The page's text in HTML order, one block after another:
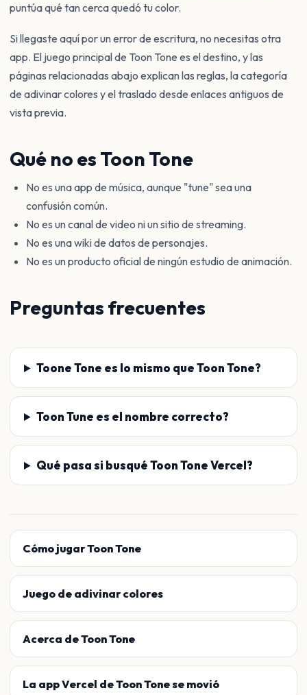
puntúa qué tan cerca quedó tu color.
Si llegaste aquí por un error de escritura, no necesitas otra
app. El juego principal de Toon Tone es el destino, y las
páginas relacionadas abajo explican las reglas, la categoría
de adivinar colores y el traslado desde enlaces antiguos de
vista previa.
Qué no es Toon Tone
No es una app de música, aunque "tune" sea una
confusión común.
No es un canal de video ni un sitio de streaming.
No es una wiki de datos de personajes.
No es un producto oficial de ningún estudio de animación.
Preguntas frecuentes
Toone Tone es lo mismo que Toon Tone?
Toon Tune es el nombre correcto?
Qué pasa si busqué Toon Tone Vercel?
Cómo jugar Toon Tone
Juego de adivinar colores
Acerca de Toon Tone
La app Vercel de Toon Tone se movió